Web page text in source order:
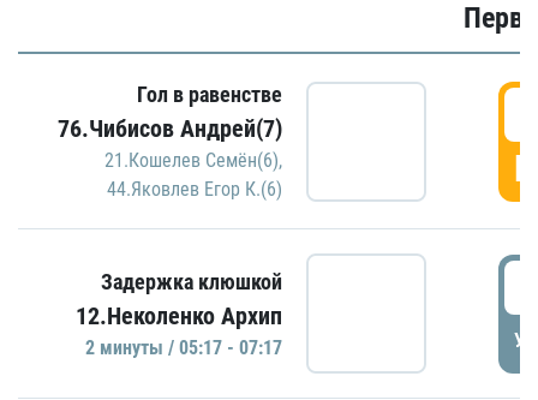
Гол в равенстве
76.Чибисов Андрей(7)
21.Кошелев Семён(6),
44.Яковлев Егор К.(6)
Задержка клюшкой
12.Неколенко Архип
2 минуты / 05:17 - 07:17